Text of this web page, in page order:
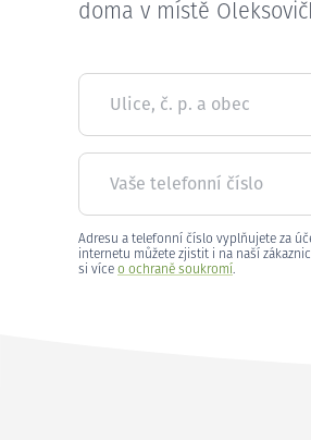
doma v místě
Ulice, č. p. a obec
Vaše telefonní číslo
Adresu a telefonní číslo vyplňujete za
internetu můžete zjistit i na naší
si více o ochraně soukromí.